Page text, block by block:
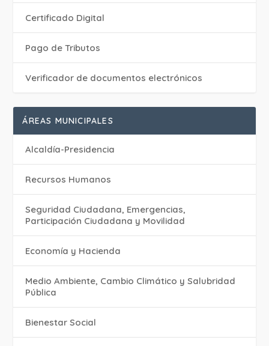
Certificado Digital
Pago de Tributos
Verificador de documentos electrónicos
ÁREAS MUNICIPALES
Alcaldía-Presidencia
Recursos Humanos
Seguridad Ciudadana, Emergencias,
Participación Ciudadana y Movilidad
Economía y Hacienda
Medio Ambiente, Cambio Climático y Salubridad
Pública
Bienestar Social